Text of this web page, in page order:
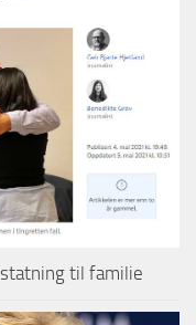
til familie